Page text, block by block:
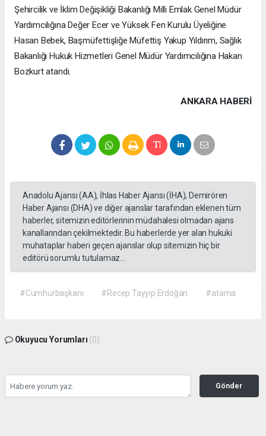
Şehircilik ve İklim Değişikliği Bakanlığı Milli Emlak Genel Müdür
Yardımcılığına Değer Ecer ve Yüksek Fen Kurulu Üyeliğine
Hasan Bebek, Başmüfettişliğe Müfettiş Yakup Yıldırım, Sağlık
Bakanlığı Hukuk Hizmetleri Genel Müdür Yardımcılığına Hakan
Bozkurt atandı.
ANKARA HABERİ
Anadolu Ajansı (AA), İhlas Haber Ajansı (İHA), Demirören
Haber Ajansı (DHA) ve diğer ajanslar tarafından eklenen tüm
haberler, sitemizin editörlerinin müdahalesi olmadan ajans
kanallarından çekilmektedir. Bu haberlerde yer alan hukuki
muhataplar haberi geçen ajanslar olup sitemizin hiç bir
editörü sorumlu tutulamaz...
#Cumhurbaşkanı #Recep Tayyip Erdoğan #atama
Okuyucu Yorumları (0)
Gönder